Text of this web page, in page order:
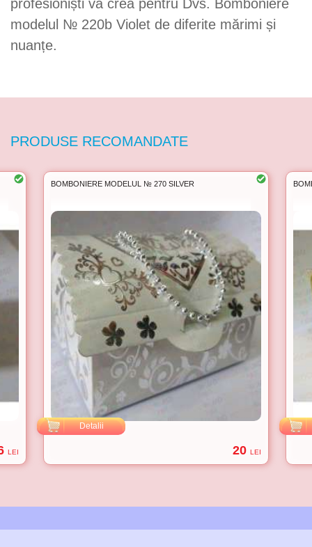
profesioniști va crea pentru Dvs. Bomboniere
modelul № 220b Violet de diferite mărimi și
nuanțe.
PRODUSE RECOMANDATE
LEI
BOMBONIERE MODELUL № 270 SILVER
Detalii
20 LEI